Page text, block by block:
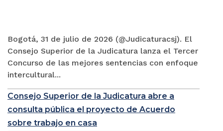
Bogotá, 31 de julio de 2026 (@Judicaturacsj). El
Consejo Superior de la Judicatura lanza el Tercer
Concurso de las mejores sentencias con enfoque
intercultural...
Consejo Superior de la Judicatura abre a
consulta pública el proyecto de Acuerdo
sobre trabajo en casa